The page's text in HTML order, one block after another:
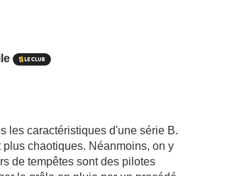
les caractéristiques d'une série B.
chaotiques. Néanmoins, on y
de tempêtes sont des pilotes